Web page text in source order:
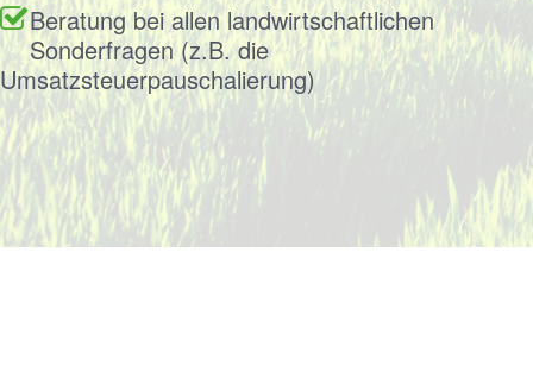
Beratung bei allen landwirtschaftlichen
Sonderfragen (z.B. die
Umsatzsteuerpauschalierung)